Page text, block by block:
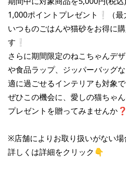
1,000ポイントプレゼント❕（最
いつものごはんや猫砂をお得に
す❕
さらに期間限定のねこちゃんデ
や食品ラップ、ジッパーバッグ
適に過ごせるインテリアも対象
ぜひこの機会に、愛しの猫ちゃ
プレゼントを贈ってみませんか❓
※店舗によりお取り扱いがない場
詳しくは詳細をクリック👇